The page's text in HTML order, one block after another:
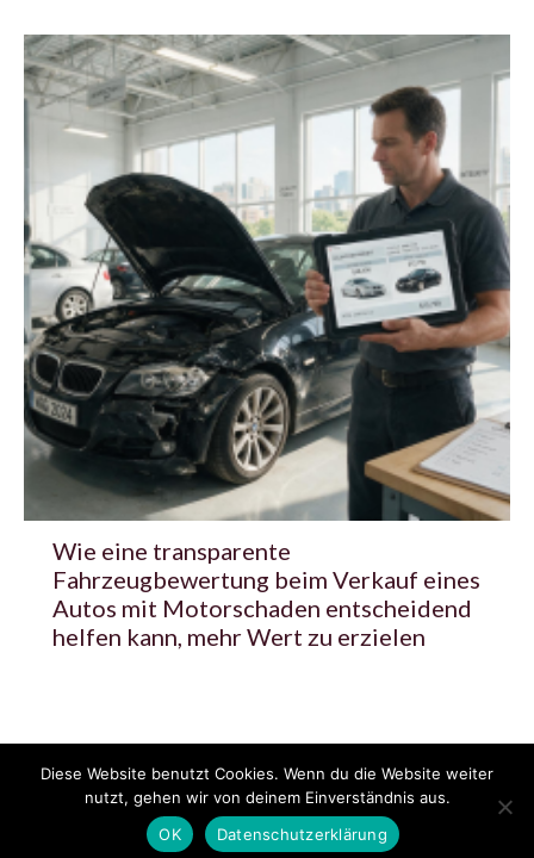
Wie eine transparente
Fahrzeugbewertung beim Verkauf eines
Autos mit Motorschaden entscheidend
helfen kann, mehr Wert zu erzielen
© 2020 - 2025 Copyright - KFZzeitung.com
Datenschutzerklärung FAQ Kontakt Impressum
Pressemitteilung veröffentlichen
Diese Website benutzt Cookies. Wenn du die Website weiter
nutzt, gehen wir von deinem Einverständnis aus.
OK
Datenschutzerklärung